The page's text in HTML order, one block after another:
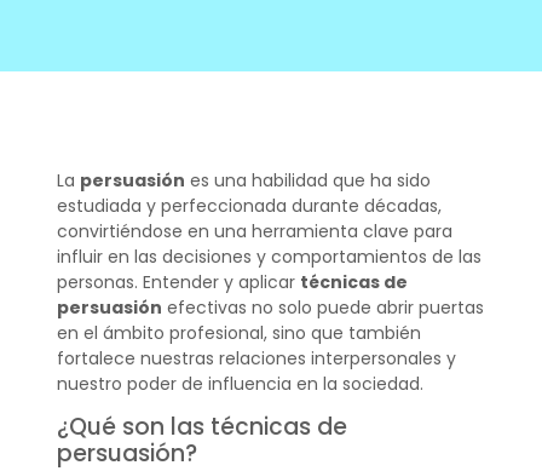
La persuasión es una habilidad que ha sido
estudiada y perfeccionada durante décadas,
convirtiéndose en una herramienta clave para
influir en las decisiones y comportamientos de las
personas. Entender y aplicar técnicas de
persuasión efectivas no solo puede abrir puertas
en el ámbito profesional, sino que también
fortalece nuestras relaciones interpersonales y
nuestro poder de influencia en la sociedad.
¿Qué son las técnicas de
persuasión?